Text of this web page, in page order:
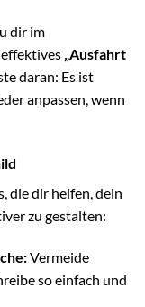
dir im
„Ausfahrt
daran: Es ist
anpassen, wenn
die dir helfen, dein
zu gestalten:
Vermeide
so einfach und